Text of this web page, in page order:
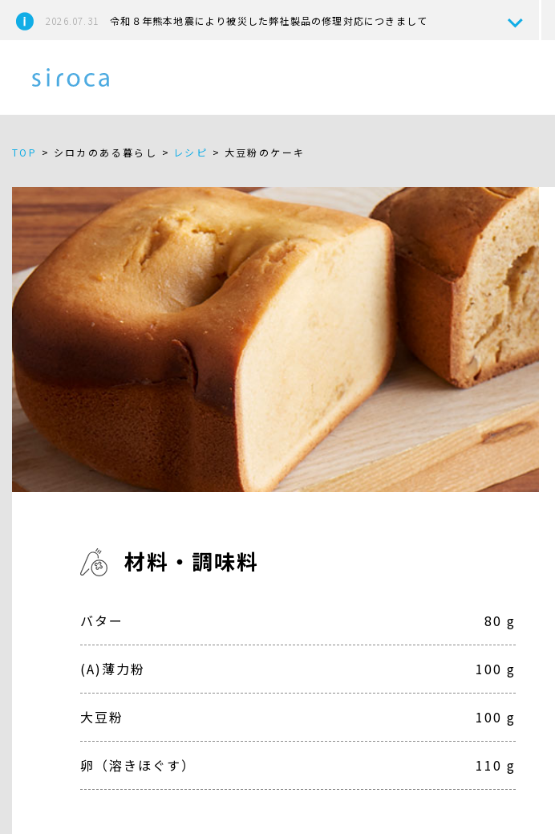
2026.07.31 令和８年熊本地震により被災した弊社製品の修理対応につきまして
TOP > シロカのある暮らし > レシピ > 大豆粉のケーキ
材料・調味料
バター 80 g
(A)薄力粉 100 g
大豆粉 100 g
卵（溶きほぐす） 110 g